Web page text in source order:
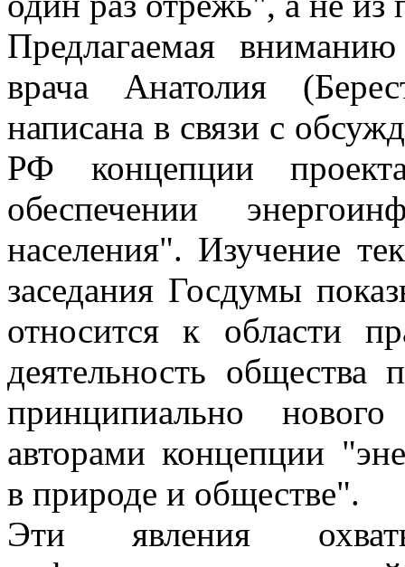
Предлагаемая
врача Анатолия
написана в связи с
РФ концепции
обеспечении
населения". Изучение
заседания Госдумы
относится к области
деятельность
принципиально
авторами концепции
в природе и обществе".
Эти явления